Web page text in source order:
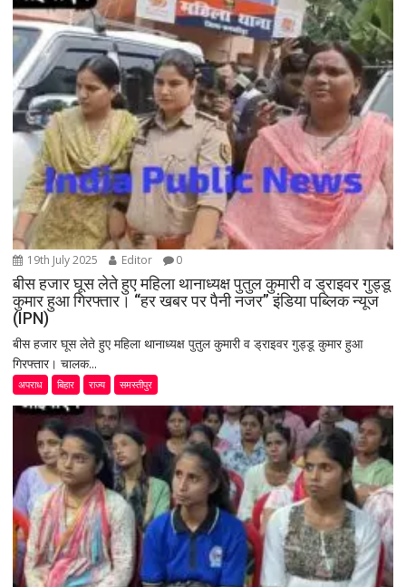
19th July 2025 Editor 0
बीस हजार घूस लेते हुए महिला थानाध्यक्ष पुतुल कुमारी व ड्राइवर गुड्डू
कुमार हुआ गिरफ्तार। “हर खबर पर पैनी नजर” इंडिया पब्लिक न्यूज
(IPN)
बीस हजार घूस लेते हुए महिला थानाध्यक्ष पुतुल कुमारी व ड्राइवर गुड्डू कुमार हुआ
गिरफ्तार। चालक...
अपराध बिहार राज्य समस्तीपुर